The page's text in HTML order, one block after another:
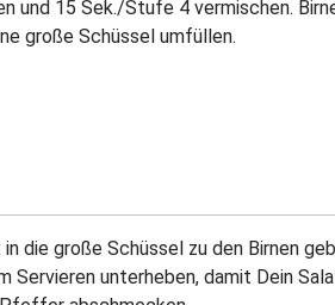
und 15 Sek./Stufe 4 vermischen.
große Schüssel umfüllen.
die große Schüssel zu den Birnen
Servieren unterheben, damit Dein